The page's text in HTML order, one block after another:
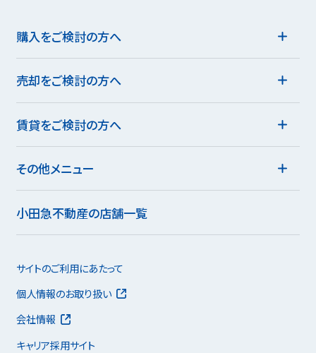
購入をご検討の方へ
売却をご検討の方へ
賃貸をご検討の方へ
その他メニュー
小田急不動産の店舗一覧
サイトのご利用にあたって
個人情報のお取り扱い
会社情報
キャリア採用サイト